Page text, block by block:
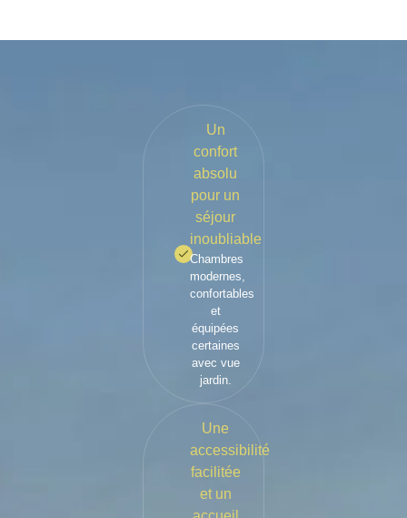
Un
confort
absolu
pour un
séjour
inoubliable
Chambres
modernes,
confortables
et
équipées
certaines
avec vue
jardin.
Une
accessibilité
facilitée
et un